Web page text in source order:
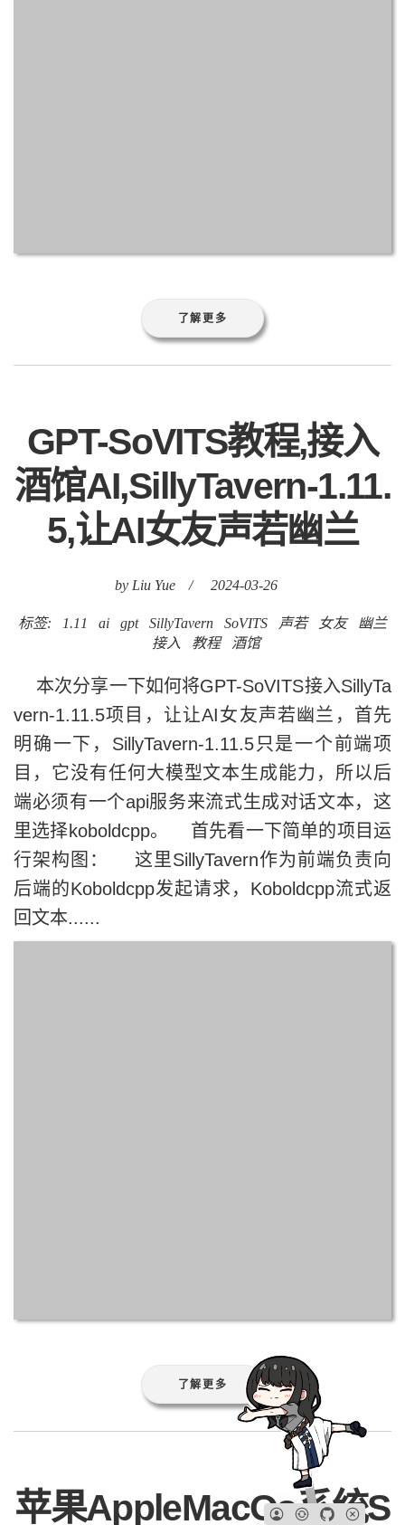
了解更多
GPT-SoVITS教程,接入
酒馆AI,SillyTavern-1.11.
5,让AI女友声若幽兰
by Liu Yue / 2024-03-26
标签: 1.11 ai gpt SillyTavern SoVITS 声若 女友
幽兰
接入
教程 酒馆
本次分享一下如何将GPT-SoVITS接入SillyTa
vern-1.11.5项目，让让AI女友声若幽兰，首先
明确一下，SillyTavern-1.11.5只是一个前端项
目，它没有任何大模型文本生成能力，所以后
端必须有一个api服务来流式生成对话文本，这
里选择koboldcpp。 首先看一下简单的项目运
行架构图： 这里SillyTavern作为前端负责向
后端的Koboldcpp发起请求，Koboldcpp流式返
回文本......
了解更多
苹果AppleMacOs系统S